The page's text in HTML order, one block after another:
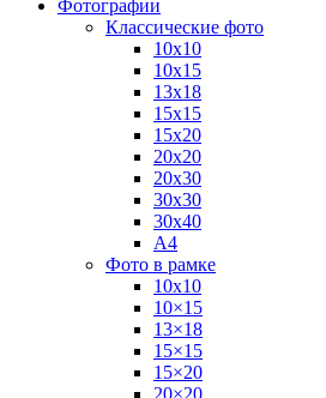
Фотографии
Классические фото
10х10
10х15
13х18
15х15
15х20
20х20
20х30
30х30
30х40
А4
Фото в рамке
10х10
10×15
13×18
15×15
15×20
20×20